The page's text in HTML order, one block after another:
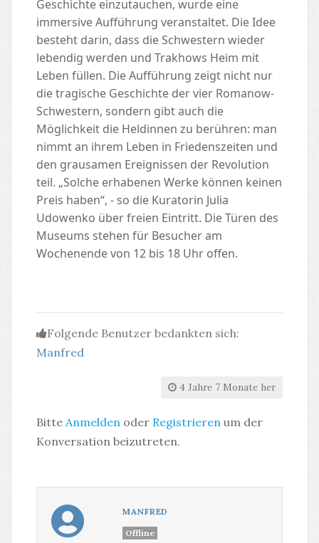
Geschichte einzutauchen, wurde eine
immersive Aufführung veranstaltet. Die Idee
besteht darin, dass die Schwestern wieder
lebendig werden und Trakhows Heim mit
Leben füllen. Die Aufführung zeigt nicht nur
die tragische Geschichte der vier Romanow-
Schwestern, sondern gibt auch die
Möglichkeit die Heldinnen zu berühren: man
nimmt an ihrem Leben in Friedenszeiten und
den grausamen Ereignissen der Revolution
teil. „Solche erhabenen Werke können keinen
Preis haben“, - so die Kuratorin Julia
Udowenko über freien Eintritt. Die Türen des
Museums stehen für Besucher am
Wochenende von 12 bis 18 Uhr offen.
Folgende Benutzer bedankten sich:
Manfred
4 Jahre 7 Monate her
Bitte Anmelden oder Registrieren um der
Konversation beizutreten.
MANFRED
Offline